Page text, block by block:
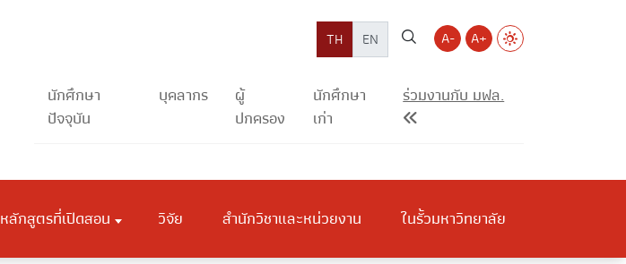
TH EN A- A+
นักศึกษา
ปัจจุบัน
บุคลากร
ผู้
ปกครอง
นักศึกษา
เก่า
ร่วมงานกับ มฟล.
หลักสูตรที่เปิดสอน วิจัย สำนักวิชาและหน่วยงาน ในรั้วมหาวิทยาลัย